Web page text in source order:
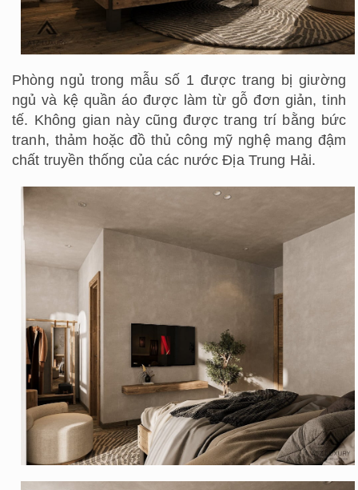
Phòng ngủ trong mẫu số 1 được trang bị giường
ngủ và kệ quần áo được làm từ gỗ đơn giản, tinh
tế. Không gian này cũng được trang trí bằng bức
tranh, thảm hoặc đồ thủ công mỹ nghệ mang đậm
chất truyền thống của các nước Địa Trung Hải.